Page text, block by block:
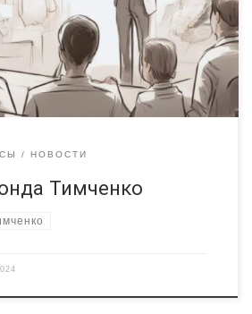
их активное участие в разработке и
цель конкурса — раскрытие
живущих на малых
[…]
НОВОСТИ
Тимченко